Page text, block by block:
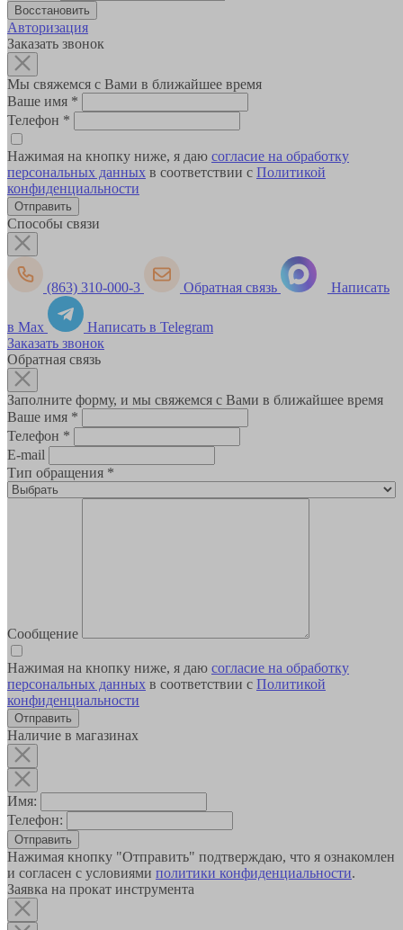
Авторизация
Заказать звонок
Мы свяжемся с Вами в ближайшее время
Ваше имя *
Телефон *
Нажимая на кнопку ниже, я даю согласие на обработку
персональных данных в соответствии с Политикой
конфиденциальности
Способы связи
(863) 310-000-3 Обратная связь Написать
в Max
Написать в Telegram
Заказать звонок
Обратная связь
Заполните форму, и мы свяжемся с Вами в ближайшее время
Ваше имя *
Телефон *
E-mail
Тип обращения *
Сообщение
Нажимая на кнопку ниже, я даю согласие на обработку
персональных данных в соответствии с Политикой
конфиденциальности
Наличие в магазинах
Имя:
Телефон:
Отправить
Нажимая кнопку "Отправить" подтверждаю, что я ознакомлен
и согласен с условиями политики конфиденциальности.
Заявка на прокат инструмента